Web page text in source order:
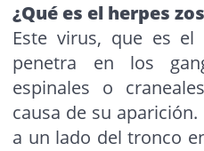
¿Qué es el herpes
Este virus, que es
penetra en los
espinales o
causa de su
a un lado del tronco